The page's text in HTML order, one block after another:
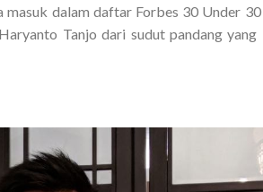
dalam daftar Forbes 30 Under
Tanjo dari sudut pandang